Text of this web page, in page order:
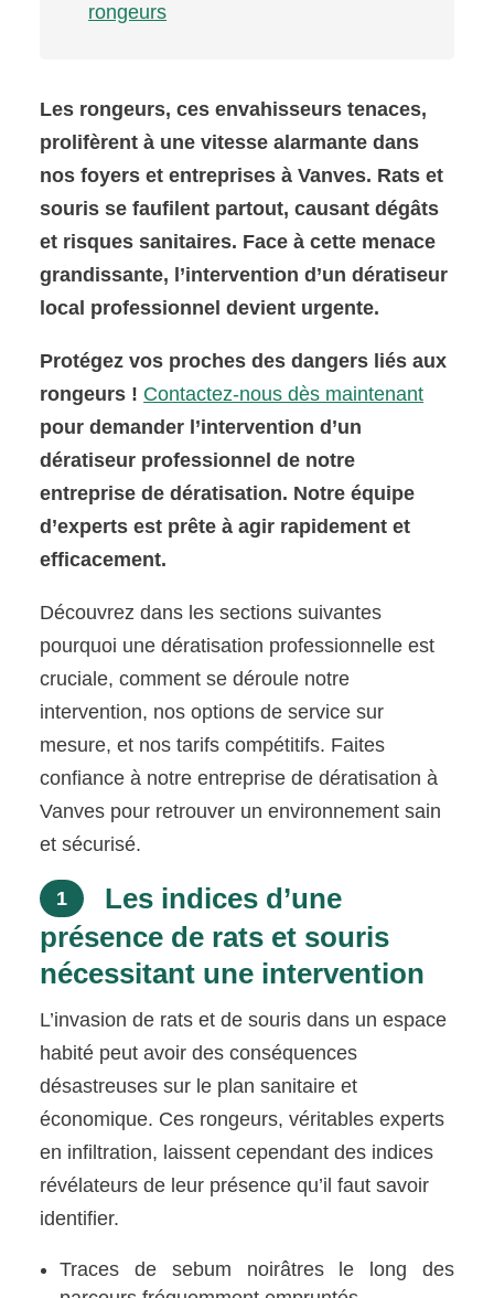
rongeurs
Les rongeurs, ces envahisseurs tenaces,
prolifèrent à une vitesse alarmante dans
nos foyers et entreprises à Vanves. Rats et
souris se faufilent partout, causant dégâts
et risques sanitaires. Face à cette menace
grandissante, l’intervention d’un dératiseur
local professionnel devient urgente.
Protégez vos proches des dangers liés aux
rongeurs ! Contactez-nous dès maintenant
pour demander l’intervention d’un
dératiseur professionnel de notre
entreprise de dératisation. Notre équipe
d’experts est prête à agir rapidement et
efficacement.
Découvrez dans les sections suivantes
pourquoi une dératisation professionnelle est
cruciale, comment se déroule notre
intervention, nos options de service sur
mesure, et nos tarifs compétitifs. Faites
confiance à notre entreprise de dératisation à
Vanves pour retrouver un environnement sain
et sécurisé.
1
Les indices d’une
présence de rats et souris
nécessitant une intervention
L’invasion de rats et de souris dans un espace
habité peut avoir des conséquences
désastreuses sur le plan sanitaire et
économique. Ces rongeurs, véritables experts
en infiltration, laissent cependant des indices
révélateurs de leur présence qu’il faut savoir
identifier.
Traces de sebum noirâtres le long des